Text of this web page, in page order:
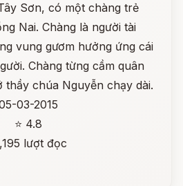
Sơn, có một chàng trẻ
Nai. Chàng là người tài
vung gươm hưởng ứng cái
Chàng từng cầm quân
thầy chúa Nguyễn chạy dài.
03-2015
⭐ 4.8
lượt đọc